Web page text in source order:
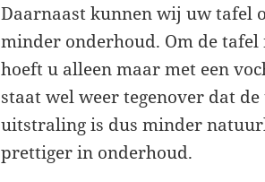
Daarnaast kunnen wij uw tafel
minder onderhoud. Om de tafel
hoeft u alleen maar met een
staat wel weer tegenover dat
uitstraling is dus minder
prettiger in onderhoud.